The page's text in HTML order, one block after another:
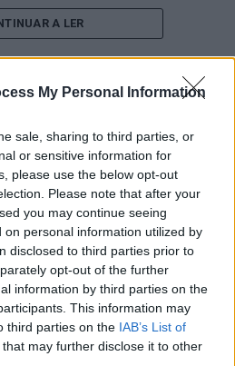
My Personal Information
sale, sharing to third parties, or
or sensitive information for
please use the below opt-out
Please note that after your
you may continue seeing
on personal information utilized by
disclosed to third parties prior to
opt-out of the further
information by third parties on the
This information may
third parties on the IAB’s List of
that may further disclose it to other
plataformas digitais também
Na sua visão,
sobrecarga, enquanto o stress
os níveis de cortisol e
cognitivo.
Rodrigues ressalta que não há
digital provoque mudanças
A adaptação observada,
da neuroplasticidade, processo
se reorganizam em
A LER
Open 2026”
ATP com
Luca Van Assche
on 07/08/2026
2026” decorreu entre os
Clube de Ténis do Estoril, em